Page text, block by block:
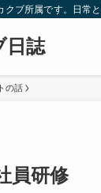
クブ所属です。日常
日誌
の話
員研修